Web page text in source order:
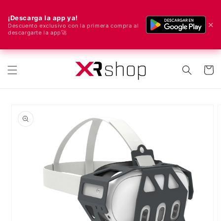
¡Descarga la app ya!
Descuento exclusivo con la primera compra al
descargarte la app🚀
✕
🌍 Nous livrons dans le monde entier ! 🚀📦
Panier
informations produits